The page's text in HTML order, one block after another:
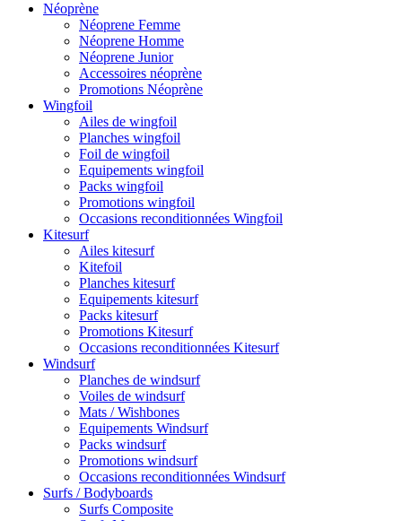
Néoprène
Néoprene Femme
Néoprene Homme
Néoprene Junior
Accessoires néoprène
Promotions Néoprène
Wingfoil
Ailes de wingfoil
Planches wingfoil
Foil de wingfoil
Equipements wingfoil
Packs wingfoil
Promotions wingfoil
Occasions reconditionnées Wingfoil
Kitesurf
Ailes kitesurf
Kitefoil
Planches kitesurf
Equipements kitesurf
Packs kitesurf
Promotions Kitesurf
Occasions reconditionnées Kitesurf
Windsurf
Planches de windsurf
Voiles de windsurf
Mats / Wishbones
Equipements Windsurf
Packs windsurf
Promotions windsurf
Occasions reconditionnées Windsurf
Surfs / Bodyboards
Surfs Composite